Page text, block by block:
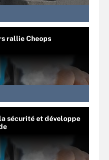
rallie Cheops
sécurité et développe